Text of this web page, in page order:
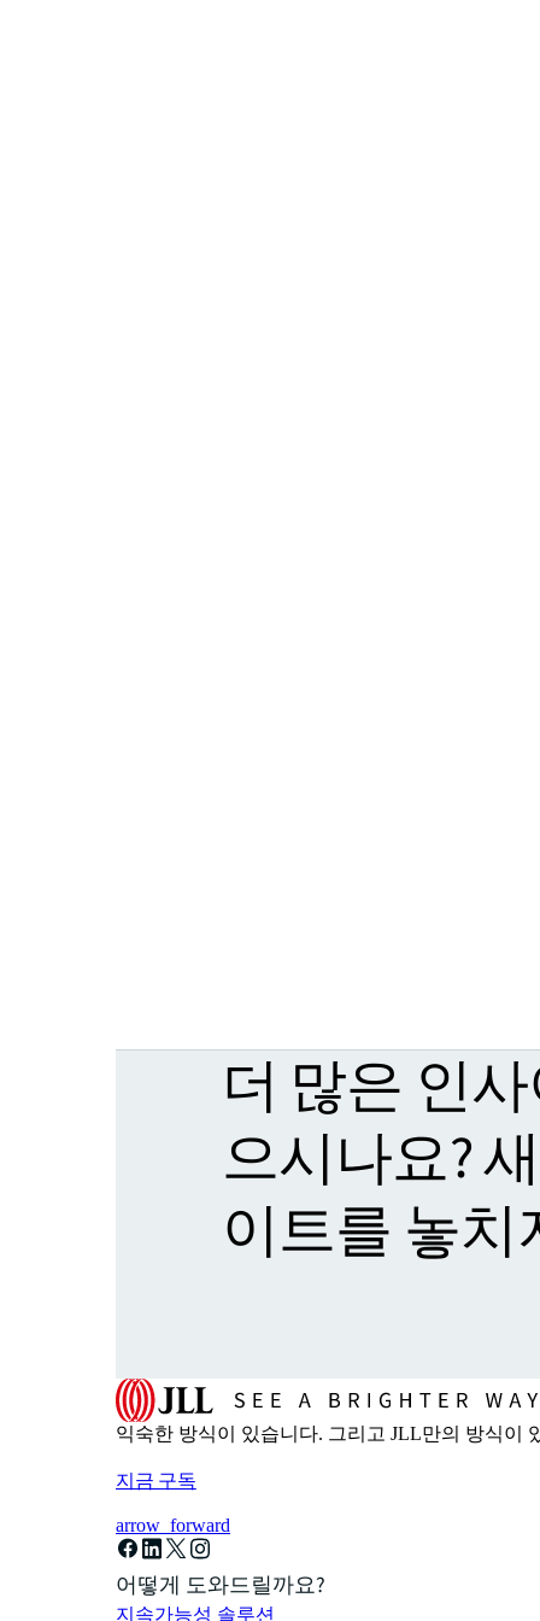
더 많은 인
으시나요?
이트를 놓치
익숙한 방식이 있습니다. 그리고 JLL만의 방식이
지금 구독
arrow_forward
어떻게 도와드릴까요?
지속가능성 솔루션